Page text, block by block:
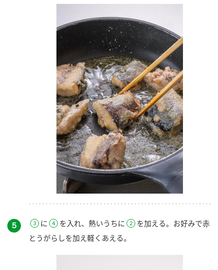
５ に を入れ、熱いうちに
を加える。お好みで赤
とうがらしを加え軽くあえる。